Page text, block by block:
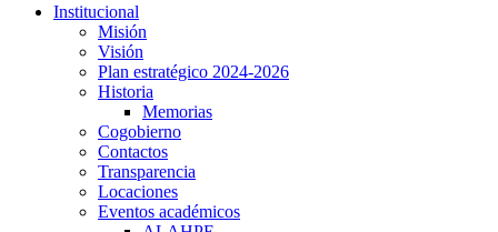
Institucional
Misión
Visión
Plan estratégico 2024-2026
Historia
Memorias
Cogobierno
Contactos
Transparencia
Locaciones
Eventos académicos